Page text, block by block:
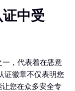
证中受
一，代表着在恶意
证徽章不仅表明您
您在众多安全专